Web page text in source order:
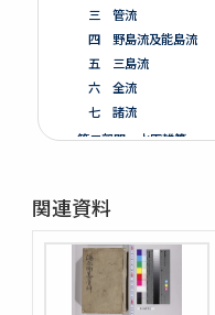
三 管流
四 野島流及能島流
五 三島流
六 全流
七 諸流
第二部門 水軍雑纂
二 造船
三 洋式船
第四部門 外交・海防
一 外交
二 海防
関連資料